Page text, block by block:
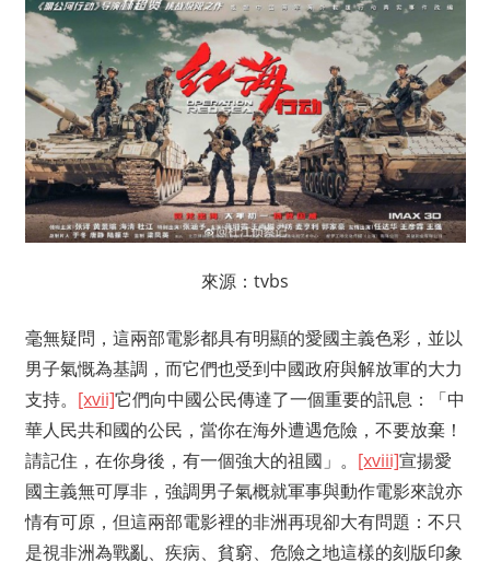
來源：tvbs
毫無疑問，這兩部電影都具有明顯的愛國主義色彩，並以
男子氣慨為基調，而它們也受到中國政府與解放軍的大力
支持。 [xvii]它們向中國公民傳達了一個重要的訊息：「中
華人民共和國的公民，當你在海外遭遇危險，不要放棄！
請記住，在你身後，有一個強大的祖國」。 [xviii]宣揚愛
國主義無可厚非，強調男子氣概就軍事與動作電影來說亦
情有可原，但這兩部電影裡的非洲再現卻大有問題：不只
是視非洲為戰亂、疾病、貧窮、危險之地這樣的刻版印象